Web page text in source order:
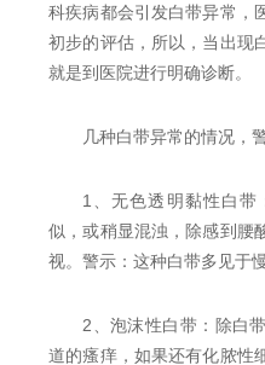
科疾病都会引发白带异常，
初步的评估，所以，当出现
就是到医院进行明确诊断。
几种白带异常的情况，
1、无色透明黏性白带
似，或稍显混浊，除感到腰
视。警示：这种白带多见于
2、泡沫性白带：除白
道的瘙痒，如果还有化脓性